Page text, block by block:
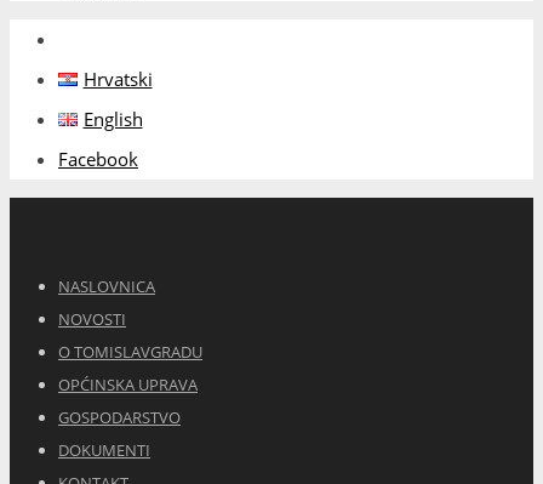
Hrvatski
English
Facebook
NASLOVNICA
NOVOSTI
O TOMISLAVGRADU
OPĆINSKA UPRAVA
GOSPODARSTVO
DOKUMENTI